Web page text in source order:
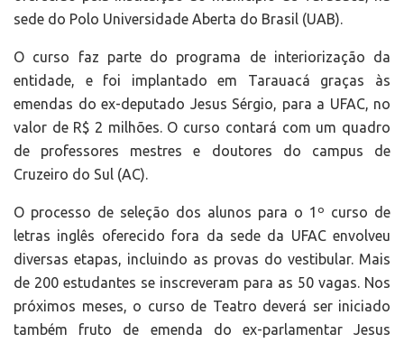
sede do Polo Universidade Aberta do Brasil (UAB).
O curso faz parte do programa de interiorização da
entidade, e foi implantado em Tarauacá graças às
emendas do ex-deputado Jesus Sérgio, para a UFAC, no
valor de R$ 2 milhões. O curso contará com um quadro
de professores mestres e doutores do campus de
Cruzeiro do Sul (AC).
O processo de seleção dos alunos para o 1º curso de
letras inglês oferecido fora da sede da UFAC envolveu
diversas etapas, incluindo as provas do vestibular. Mais
de 200 estudantes se inscreveram para as 50 vagas. Nos
próximos meses, o curso de Teatro deverá ser iniciado
também fruto de emenda do ex-parlamentar Jesus